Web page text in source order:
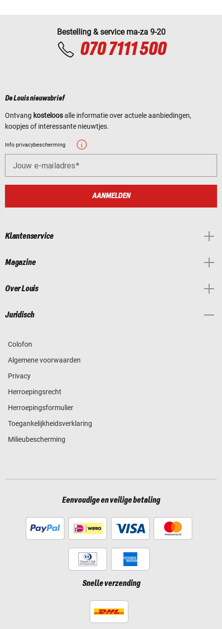
Bestelling & service ma-za 9-20
070 7111 500
De Louis nieuwsbrief
Ontvang kosteloosalle informatie over actuele aanbiedingen,
koopjes of interessante nieuwtjes.
Info privacybescherming
Jouw e-mailadres
AANMELDEN
Klantenservice
Magazine
Over Louis
Juridisch
Colofon
Algemene voorwaarden
Privacy
Herroepingsrecht
Herroepingsformulier
Toegankelijkheidsverklaring
Milieubescherming
Eenvoudige en veilige betaling
Snelle verzending